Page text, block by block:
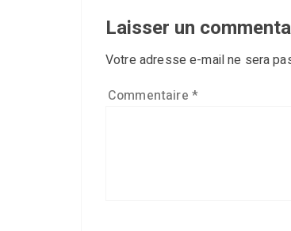
Laisser un
Votre adresse e-mail ne sera
Commentaire *